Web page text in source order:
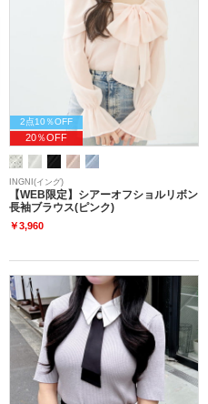
2点10％OFF
20％OFF
INGNI(イング)
【WEB限定】シアーオフショルリボン
長袖ブラウス(ピンク)
￥3,960